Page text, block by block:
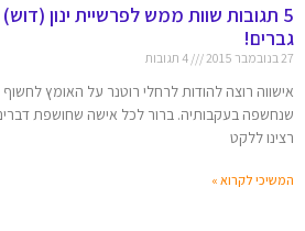
גברים!
27 בנובמבר 2015
אישווה רוצה להודות לרחלי רוטנר על האומץ
שנחשפה בעקבותיה. ברור לכל אישה שחושפת
רצינו ללקט
המשיכי לקרוא »